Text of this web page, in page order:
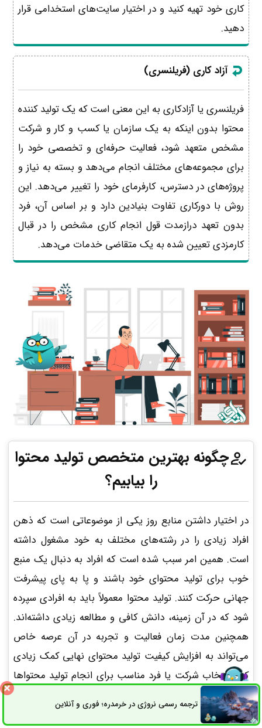
کاری خود تهیه کنید و در اختیار سایت‌های استخدامی قرار
دهید.
آزاد کاری (فریلنسری)
فریلنسری یا آزادکاری به این معنی است که یک تولید کننده
محتوا بدون اینکه به یک سازمان یا کسب و کار و شرکت
مشخص متعهد شود، فعالیت حرفه‌ای و تخصصی خود را
برای مجموعه‌های مختلف انجام می‌دهد و بسته به نیاز و
پروژه‌های در دسترس، کارفرمای خود را تغییر می‌دهد. این
روش با دورکاری تفاوت‌ بنیادین دارد و بر اساس آن، فرد
بدون تعهد درازمدت قول انجام کاری مشخص را در قبال
کارمزدی تعیین شده به یک متقاضی خدمات می‌دهد.
چگونه بهترین متخصص تولید محتوا
را بیابیم؟
در اختیار داشتن منابع روز یکی از موضوعاتی است که ذهن
افراد زیادی را در رشته‌های مختلف به خود مشغول داشته
است. همین امر سبب شده است که افراد به دنبال یک منبع
خوب برای تولید محتوای خود باشند و پا به پای پیشرفت
جهانی حرکت کنند. تولید محتوا معمولاً باید به افرادی سپرده
شود که در آن زمینه، دانش کافی و مطالعه زیادی داشته‌اند.
همچنین مدت زمان فعالیت و تجربه در آن عرصه خاص
می‌تواند به افزایش کیفیت تولید محتوای نهایی کمک زیادی
کند. انتخاب شرکت یا فرد مناسب برای انجام تولید محتواها
اهمیت بسیار بالایی دارد و باید به آن توجه ویژه شود؛ چراکه
صحت اطلاعاتی که در اختیار افراد متخصص قرار می‌گیرد، در
ترجمه رسمی نروژی در خرمدره؛ فوری و آنلاینثبت سفارش راه های ارتباطی